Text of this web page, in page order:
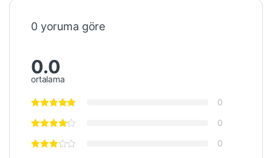
0 yoruma göre
0.0
ortalama
0
0
0